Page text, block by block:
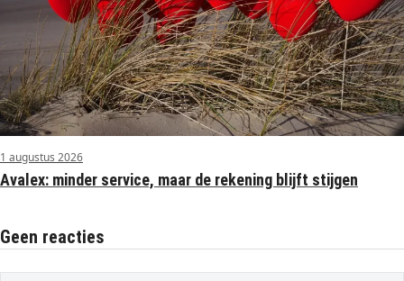
1 augustus 2026
Avalex: minder service, maar de rekening blijft stijgen
Geen reacties